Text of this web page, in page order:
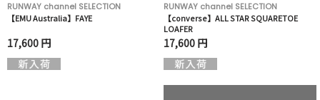
RUNWAY channel SELECTION
【EMU Australia】FAYE
17,600 円
RUNWAY channel SELECTION
【converse】ALL STAR SQUARETOE
LOAFER
17,600 円